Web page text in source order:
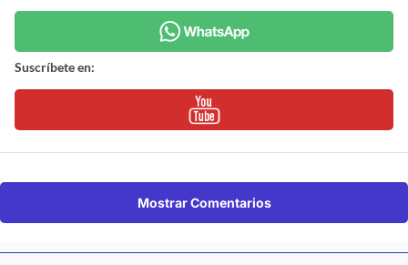
Suscríbete en:
Mostrar Comentarios